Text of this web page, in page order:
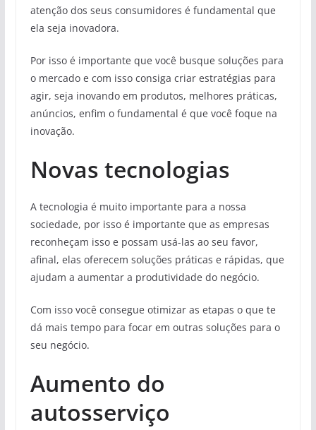
atenção dos seus consumidores é fundamental que
ela seja inovadora.
Por isso é importante que você busque soluções para
o mercado e com isso consiga criar estratégias para
agir, seja inovando em produtos, melhores práticas,
anúncios, enfim o fundamental é que você foque na
inovação.
Novas tecnologias
A tecnologia é muito importante para a nossa
sociedade, por isso é importante que as empresas
reconheçam isso e possam usá-las ao seu favor,
afinal, elas oferecem soluções práticas e rápidas, que
ajudam a aumentar a produtividade do negócio.
Com isso você consegue otimizar as etapas o que te
dá mais tempo para focar em outras soluções para o
seu negócio.
Aumento do
autosserviço